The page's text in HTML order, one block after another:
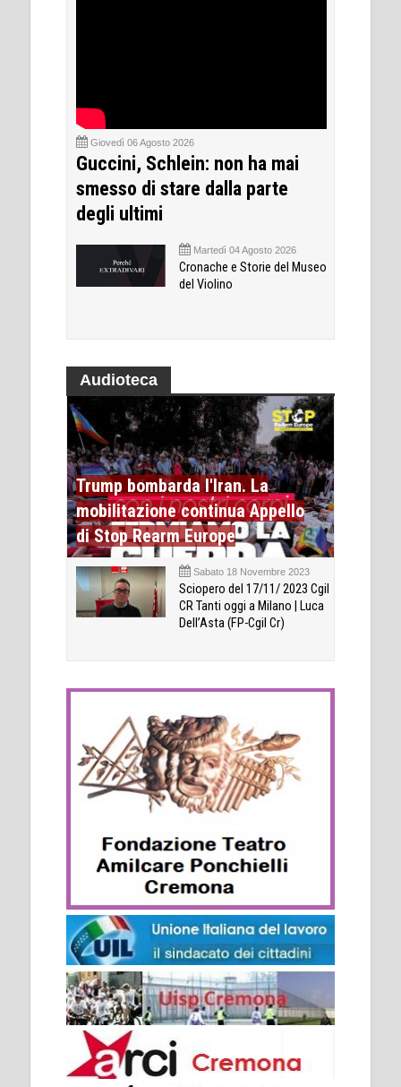
Giovedì 06 Agosto 2026
Guccini, Schlein: non ha mai
smesso di stare dalla parte
degli ultimi
Martedì 04 Agosto 2026
Cronache e Storie del Museo
del Violino
Audioteca
Trump bombarda l'Iran. La
mobilitazione continua Appello
di Stop Rearm Europe
Sabato 18 Novembre 2023
Sciopero del 17/11/ 2023 Cgil
CR Tanti oggi a Milano | Luca
Dell’Asta (FP-Cgil Cr)